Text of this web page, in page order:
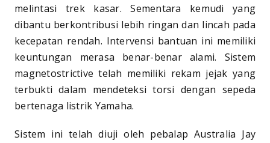
melintasi trek kasar. Sementara kemudi yang
dibantu berkontribusi lebih ringan dan lincah pada
kecepatan rendah. Intervensi bantuan ini memiliki
keuntungan merasa benar-benar alami. Sistem
magnetostrictive telah memiliki rekam jejak yang
terbukti dalam mendeteksi torsi dengan sepeda
bertenaga listrik Yamaha.
Sistem ini telah diuji oleh pebalap Australia Jay